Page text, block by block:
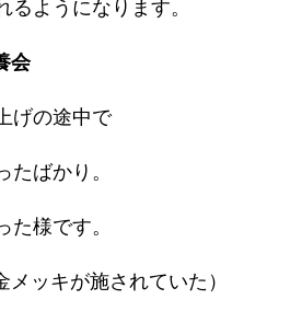
ようになります。
会
げの途中で
ばかり。
様です。
メッキが施されていた）